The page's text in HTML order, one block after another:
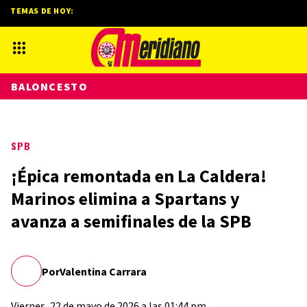
SPB
¡Épica remontada en La Caldera!
Marinos elimina a Spartans y
avanza a semifinales de la SPB
PorValentina Carrara
TEMAS DE HOY:
BALONCESTO